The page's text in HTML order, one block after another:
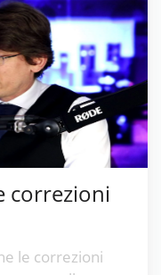
le correzioni